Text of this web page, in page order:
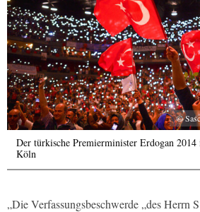
©
Der türkische Premierminister Erdogan
Köln
„Die Verfassungsbeschwerde „des Herrn